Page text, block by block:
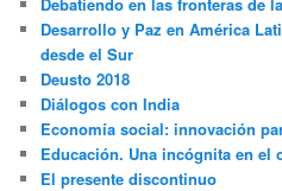
Desarrollo y Paz en América
desde el Sur
Deusto 2018
Diálogos con India
Economía social: innovación
Educación. Una incógnita en el
El presente discontinuo